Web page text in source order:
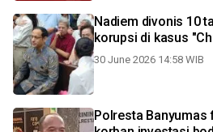
Nadiem divonis 10
korupsi di kasus
30 June 2026 14:58 WIB
Polresta Banyumas